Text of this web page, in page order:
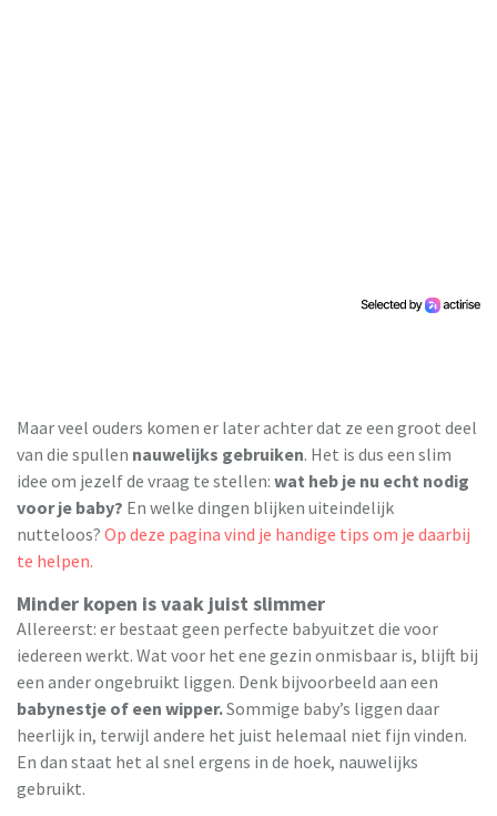
Maar veel ouders komen er later achter dat ze een groot deel
van die spullen nauwelijks gebruiken. Het is dus een slim
idee om jezelf de vraag te stellen: wat heb je nu echt nodig
voor je baby? En welke dingen blijken uiteindelijk
nutteloos? Op deze pagina vind je handige tips om je daarbij
te helpen.
Minder kopen is vaak juist slimmer
Allereerst: er bestaat geen perfecte babyuitzet die voor
iedereen werkt. Wat voor het ene gezin onmisbaar is, blijft bij
een ander ongebruikt liggen. Denk bijvoorbeeld aan een
babynestje of een wipper.Sommige baby’s liggen daar
heerlijk in, terwijl andere het juist helemaal niet fijn vinden.
En dan staat het al snel ergens in de hoek, nauwelijks
gebruikt.